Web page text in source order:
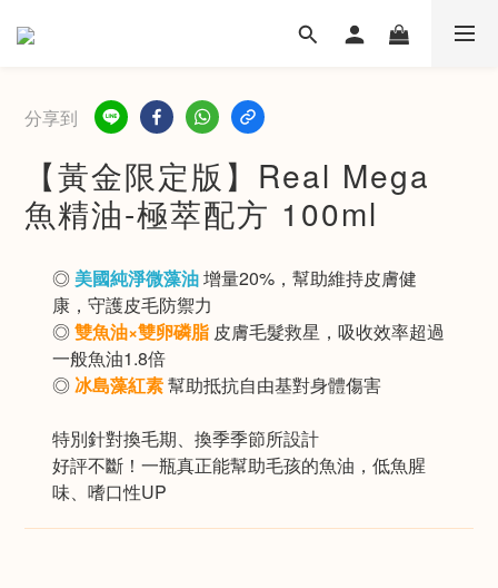
分享到
【黃金限定版】Real Mega
魚精油-極萃配方 100ml
◎ 美國純淨微藻油 增量20%，幫助維持皮膚健
康，守護皮毛防禦力
◎ 雙魚油×雙卵磷脂 皮膚毛髮救星，吸收效率超過
一般魚油1.8倍
◎ 冰島藻紅素 幫助抵抗自由基對身體傷害
特別針對換毛期、換季季節所設計
好評不斷！一瓶真正能幫助毛孩的魚油，低魚腥
味、嗜口性UP